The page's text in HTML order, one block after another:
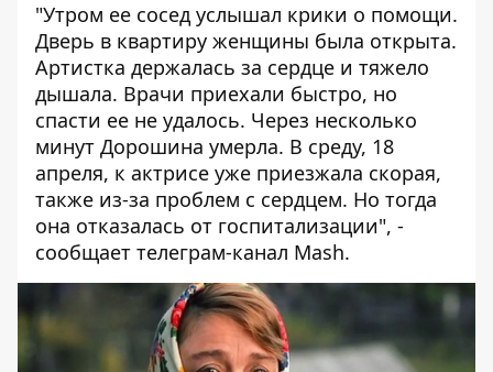
"Утром ее сосед услышал крики о помощи.
Дверь в квартиру женщины была открыта.
Артистка держалась за сердце и тяжело
дышала. Врачи приехали быстро, но
спасти ее не удалось. Через несколько
минут Дорошина умерла. В среду, 18
апреля, к актрисе уже приезжала скорая,
также из-за проблем с сердцем. Но тогда
она отказалась от госпитализации", -
сообщает телеграм-канал Mash.